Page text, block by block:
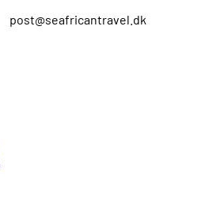
post@seafricantravel.dk